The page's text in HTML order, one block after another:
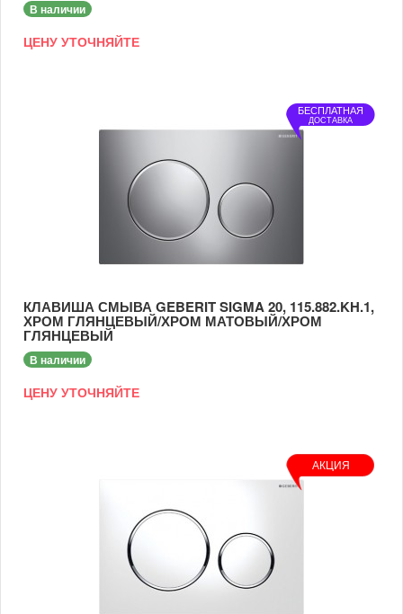
В наличии
ЦЕНУ УТОЧНЯЙТЕ
БЕСПЛАТНАЯ
ДОСТАВКА
КЛАВИША СМЫВА GEBERIT SIGMA 20, 115.882.KH.1,
ХРОМ ГЛЯНЦЕВЫЙ/ХРОМ МАТОВЫЙ/ХРОМ
ГЛЯНЦЕВЫЙ
В наличии
ЦЕНУ УТОЧНЯЙТЕ
АКЦИЯ